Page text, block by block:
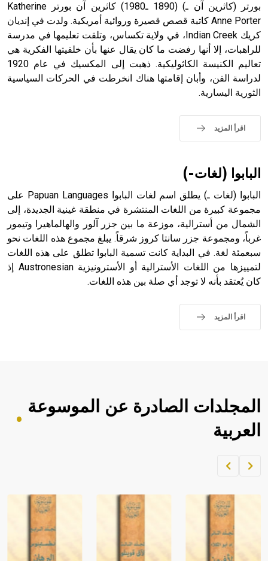
- هل تعلم أن أبجر Abgar اسم معروف جيداً يعود إلى عدد من
الملوك الذين حكموا مدينة إديسا (الرها) من أبجر الأول وحتى
التاسع، وهم ينتسبون إلى أسرة أوسروين
بورتر (كاثرين آن ـ) (1890 ـ1980) كاثرين آن بورتر Katherine
Anne Porter كاتبة قصص قصيرة وروائية أمريكية. ولدت في إنديان
كريك Indian Creek، في ولاية تكساس، وتلقت تعليمها في مدرسة
للراهبات، إلا أنها رفضت ما كان يقال عنها بأن خلفيتها الفكرية هي
تعاليم الكنيسة الكاثوليكية. ذهبت إلى المكسيك في عام 1920
لدراسة الفن، وأبان إقامتها هناك انخرطت في الحركات السياسية
الثورية اليسارية.
اقرأ المزيد
البابوا (لغات-)
البابوا (لغات ـ) يطلق اسم لغات البابوا Papuan Languages على
مجموعة كبيرة من اللغات المنتشرة في منطقة غينية الجديدة، إلى
الشمال من أسترالية، موزعة ما بين جزر آلور والهالماهيرا وتيمور
غرباً، ومجموعة جزر سانتا كروز شرقاً. يبلغ مجموع هذه اللغات نحو
سبعمئة لغة. في البداية كانت تسمية البابوا تطلق على هذه اللغات
لتمييزها من اللغات الأسترالية أو الأسترونيزية Austronesian إذ
كان يُعتقد بأنه لا توجد أي صلة بين هذه اللغات.
اقرأ المزيد
المجلدات الصادرة عن الموسوعة
العربية